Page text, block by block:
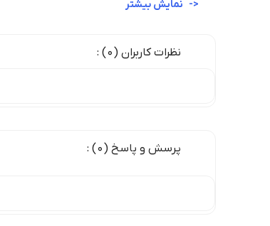
نظرات کاربران (0) :
پرسش و پاسخ (0) :